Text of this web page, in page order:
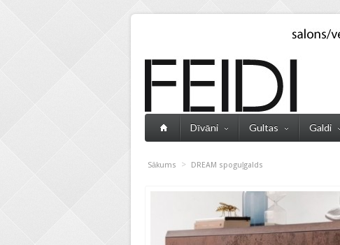
Dīvāni Gultas Galdi
Sākums > DREAM spoguļgalds